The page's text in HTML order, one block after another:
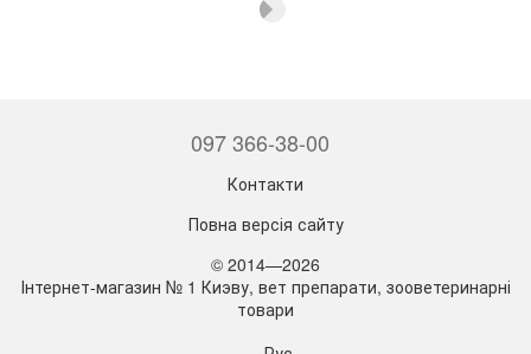
097 366-38-00
Контакти
Повна версія сайту
© 2014—2026
Інтернет-магазин № 1 Киэву, вет препарати, зооветеринарні
товари